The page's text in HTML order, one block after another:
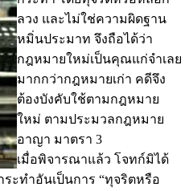
ลวง และไม่ใช่ความผิดฐาน
หมิ่นประมาท จึงถือได้ว่า
กฎหมายใหม่เป็นคุณแก่จำเลย
มากกว่ากฎหมายเก่า คดีจึง
ต้องบังคับใช้ตามกฎหมาย
ใหม่ ตามประมวลกฎหมาย
อาญา มาตรา 3
เมื่อพิจารณาแล้ว โจทก์มิได้
ระทำอันเป็นการ “ทุจริตหรือ